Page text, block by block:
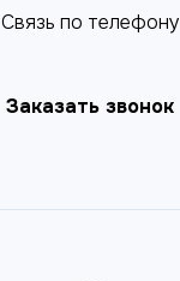
Cвязь по телефону
Заказать звонок